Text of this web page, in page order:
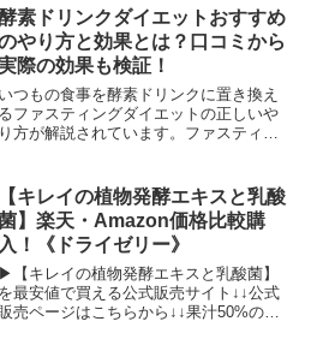
い方を知らずに買ってしまい後悔する
人がとても多いので注意してください
。美味しく置き換えダイエットができ
のでリバウンドしにくいダイエットが
可能ですよ。
素ドリンクダイエットおすすめ
やり方と効果とは？口コミから
際の効果も検証！
いつもの食事を酵素ドリンクに置き換え
るファスティングダイエットの正しいや
り方が解説されています。ファスティン
がありますがしっかりと正しいやり方で
れば効果を実感できる健康法です。ま
た実践者の生の口コミも掲載されている
でとても参考になります。
【キレイの植物発酵エキスと乳酸
】楽天・Amazon価格比較購
入！《ドライゼリー》
▶【キレイの植物発酵エキスと乳酸菌】
を最安値で買える公式販売サイト↓↓公式
売ページはこちらから↓↓果汁50%のり